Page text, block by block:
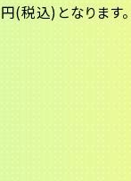
(税込)となります。